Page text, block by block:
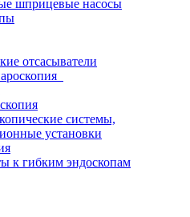
шприцевые насосы
отсасыватели
системы,
установки
к гибким эндоскопам